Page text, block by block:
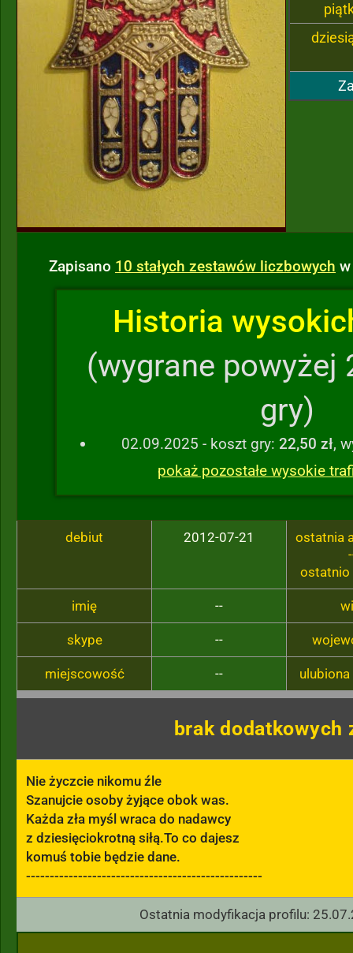
Zapisano 10 stałych zestawów liczbowych
Historia
(wygrane powyżej
gry)
02.09.2025 - koszt gry:22,50 zł,
pokaż pozostałe wysokie
debiut 2012-07-21
ostatnia
ostatnio
imię --
skype --
miejscowość --
brak dodatkowych
Nie życzcie nikomu źle
Szanujcie osoby żyjące obok was.
Każda zła myśl wraca do nadawcy
z dziesięciokrotną siłą.To co dajesz
komuś tobie będzie dane.
--------------------------------------------------
Ostatnia modyfikacja profilu: